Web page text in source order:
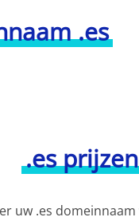
.es
.es prijzen
uw .es domeinnaam